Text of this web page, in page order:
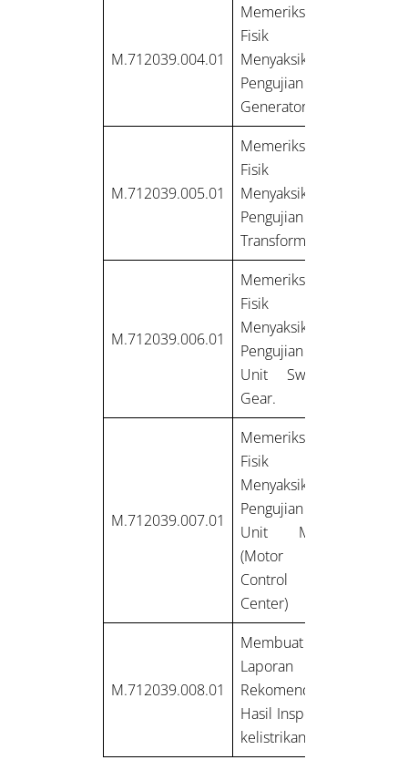
M.712039.004.01
Memeriksa
Fisik dan
Menyaksikan
Pengujian
Generator.
M.712039.005.01
Memeriksa
Fisik dan
Menyaksikan
Pengujian
Transformer.
M.712039.006.01
Memeriksa
Fisik dan
Menyaksikan
Pengujian
Unit Switch
Gear.
M.712039.007.01
Memeriksa
Fisik dan
Menyaksikan
Pengujian
Unit MCC
(Motor
Control
Center)
M.712039.008.01
Membuat
Laporan dan
Rekomendasi
Hasil Inspeksi
kelistrikan.